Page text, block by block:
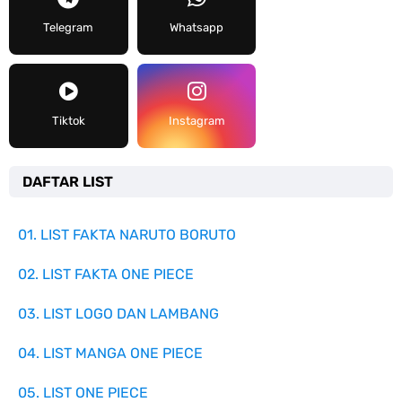
Telegram Whatsapp
Tiktok Instagram
DAFTAR LIST
01. LIST FAKTA NARUTO BORUTO
02. LIST FAKTA ONE PIECE
03. LIST LOGO DAN LAMBANG
04. LIST MANGA ONE PIECE
05. LIST ONE PIECE